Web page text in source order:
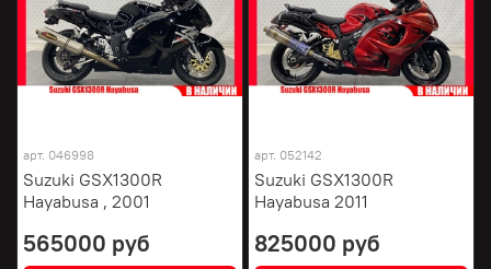
арт. 046998
Suzuki GSX1300R
Hayabusa , 2001
565000 руб
арт. 052142
Suzuki GSX1300R
Hayabusa 2011
825000 руб